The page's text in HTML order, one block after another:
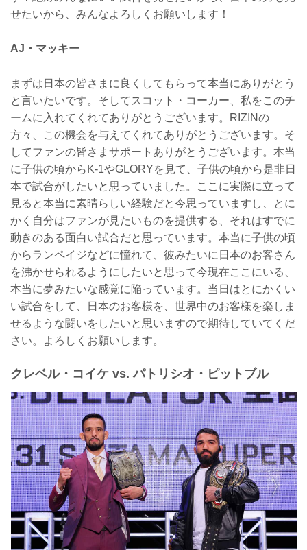
せたいから、みんなよろしくお願いします！
AJ・マッキー
まずは日本の皆さまに良くしてもらって本当にありがとう
と言いたいです。そしてスコット・コーカー、私をこのチ
ームに入れてくれてありがとうございます。RIZINの
方々、この機会を与えてくれてありがとうございます。そ
してファンの皆さまサポートありがとうございます。本当
に子供の頃からK-1やGLORYを見て、子供の頃から是非日
本で試合がしたいと思っていました。ここに実際に立って
見ると本当に素晴らしい経験だと今思っていますし、とに
かく自分はファンが見たいものを提供する、それはすでに
動きのある面白い試合だと思っています。本当に子供の頃
からランペイジなどに憧れて、彼みたいに日本のお客さん
を沸かせられるようにしたいと思って今現在ここにいる、
本当に夢みたいな感覚に陥っています。当日はとにかくい
い試合をして、日本のお客様を、世界中のお客様を楽しま
せるような闘いをしたいと思いますので期待していてくだ
さい。よろしくお願いします。
クレベル・コイケ vs. パトリシオ・ピットブル